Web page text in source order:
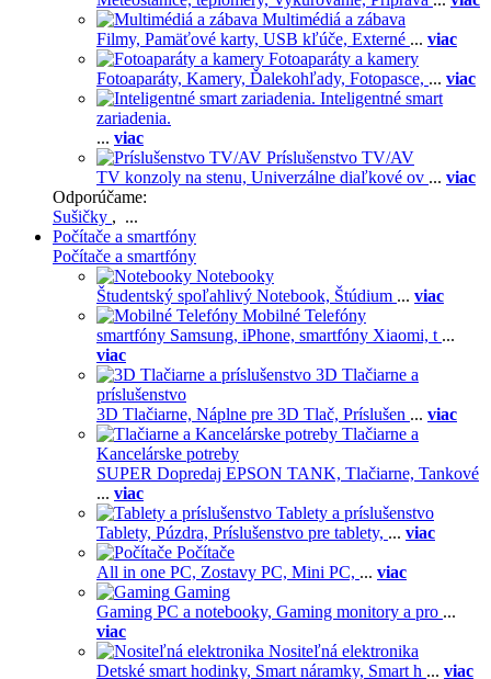
Multimédiá a zábava
Filmy, Pamäťové karty, USB kľúče, Externé ... viac
Fotoaparáty a kamery
Fotoaparáty, Kamery, Ďalekohľady, Fotopasce, ... viac
Inteligentné smart
zariadenia.
... viac
Príslušenstvo TV/AV
TV konzoly na stenu, Univerzálne diaľkové ov ... viac
Odporúčame:
Sušičky , ...
Počítače a smartfóny
Počítače a smartfóny
Notebooky
Študentský spoľahlivý Notebook, Štúdium ... viac
Mobilné Telefóny
smartfóny Samsung, iPhone, smartfóny Xiaomi, t ...
viac
3D Tlačiarne a
príslušenstvo
3D Tlačiarne, Náplne pre 3D Tlač, Príslušen ... viac
Tlačiarne a
Kancelárske potreby
SUPER Dopredaj EPSON TANK, Tlačiarne, Tankové
... viac
Tablety a príslušenstvo
Tablety, Púzdra, Príslušenstvo pre tablety, ... viac
Počítače
All in one PC, Zostavy PC, Mini PC, ... viac
Gaming
Gaming PC a notebooky, Gaming monitory a pro ...
viac
Nositeľná elektronika
Detské smart hodinky, Smart náramky, Smart h ... viac